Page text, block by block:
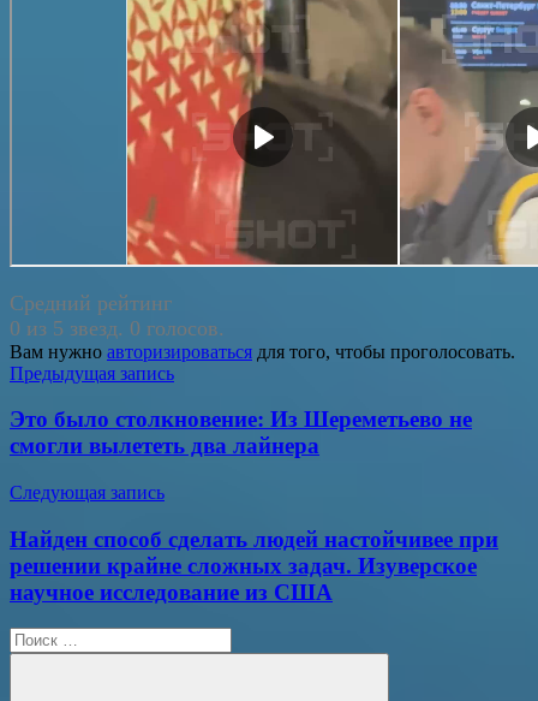
Средний рейтинг
0 из 5 звезд. 0 голосов.
Вам нужно авторизироваться для того, чтобы проголосовать.
Навигация
по
записям
Предыдущая запись
Это было столкновение: Из Шереметьево не
смогли вылететь два лайнера
Следующая запись
Найден способ сделать людей настойчивее при
решении крайне сложных задач. Изуверское
научное исследование из США
Поиск
для: